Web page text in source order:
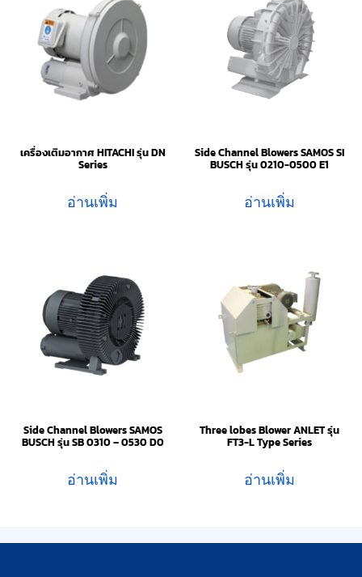
เครื่องเติมอากาศ HITACHI รุ่น DN
Series
อ่านเพิ่ม
Side Channel Blowers SAMOS SI
BUSCH รุ่น 0210-0500 E1
อ่านเพิ่ม
Side Channel Blowers SAMOS
BUSCH รุ่น SB 0310 – 0530 D0
อ่านเพิ่ม
Three lobes Blower ANLET รุ่น
FT3-L Type Series
อ่านเพิ่ม